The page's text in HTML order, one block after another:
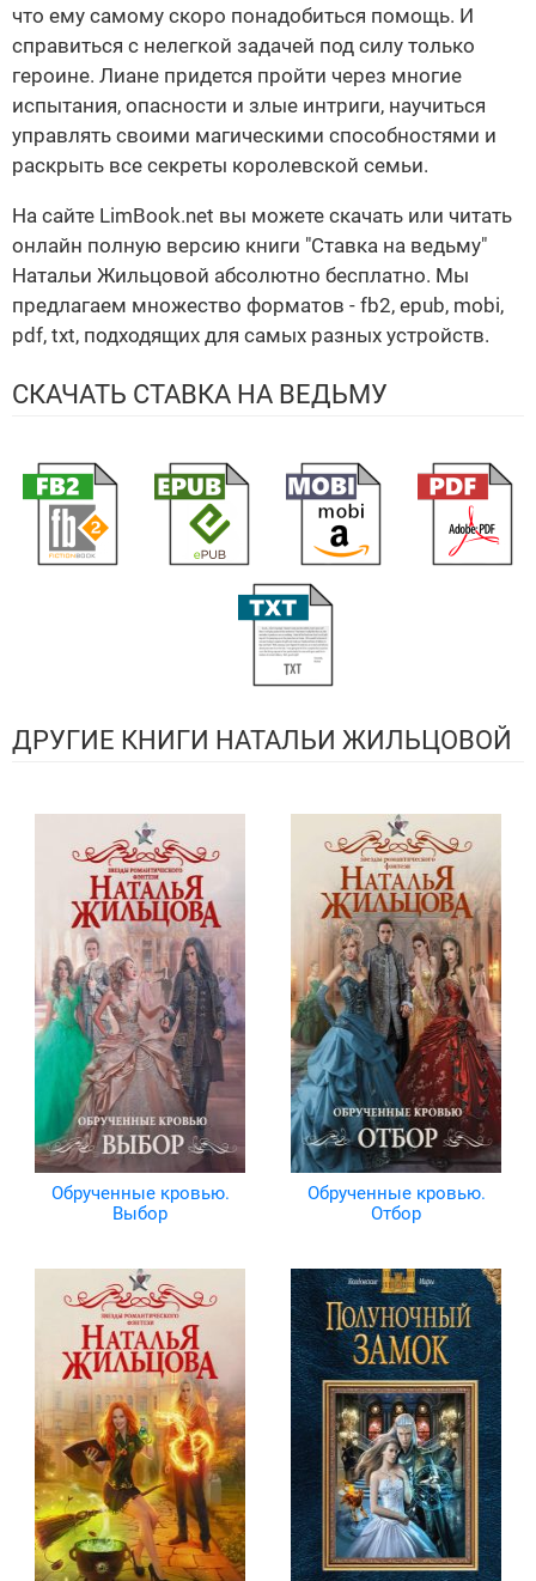
что ему самому скоро понадобиться помощь. И
справиться с нелегкой задачей под силу только
героине. Лиане придется пройти через многие
испытания, опасности и злые интриги, научиться
управлять своими магическими способностями и
раскрыть все секреты королевской семьи.
На сайте LimBook.net вы можете скачать или читать
онлайн полную версию книги "Ставка на ведьму"
Натальи Жильцовой абсолютно бесплатно. Мы
предлагаем множество форматов - fb2, epub, mobi,
pdf, txt, подходящих для самых разных устройств.
СКАЧАТЬ СТАВКА НА ВЕДЬМУ
ДРУГИЕ КНИГИ НАТАЛЬИ ЖИЛЬЦОВОЙ
Обрученные кровью.
Выбор
Обрученные кровью.
Отбор